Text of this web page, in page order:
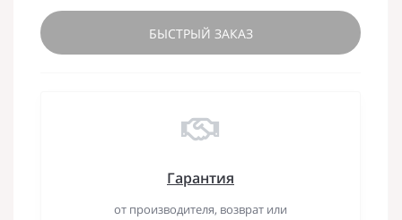
БЫСТРЫЙ ЗАКАЗ
Гарантия
от производителя, возврат или